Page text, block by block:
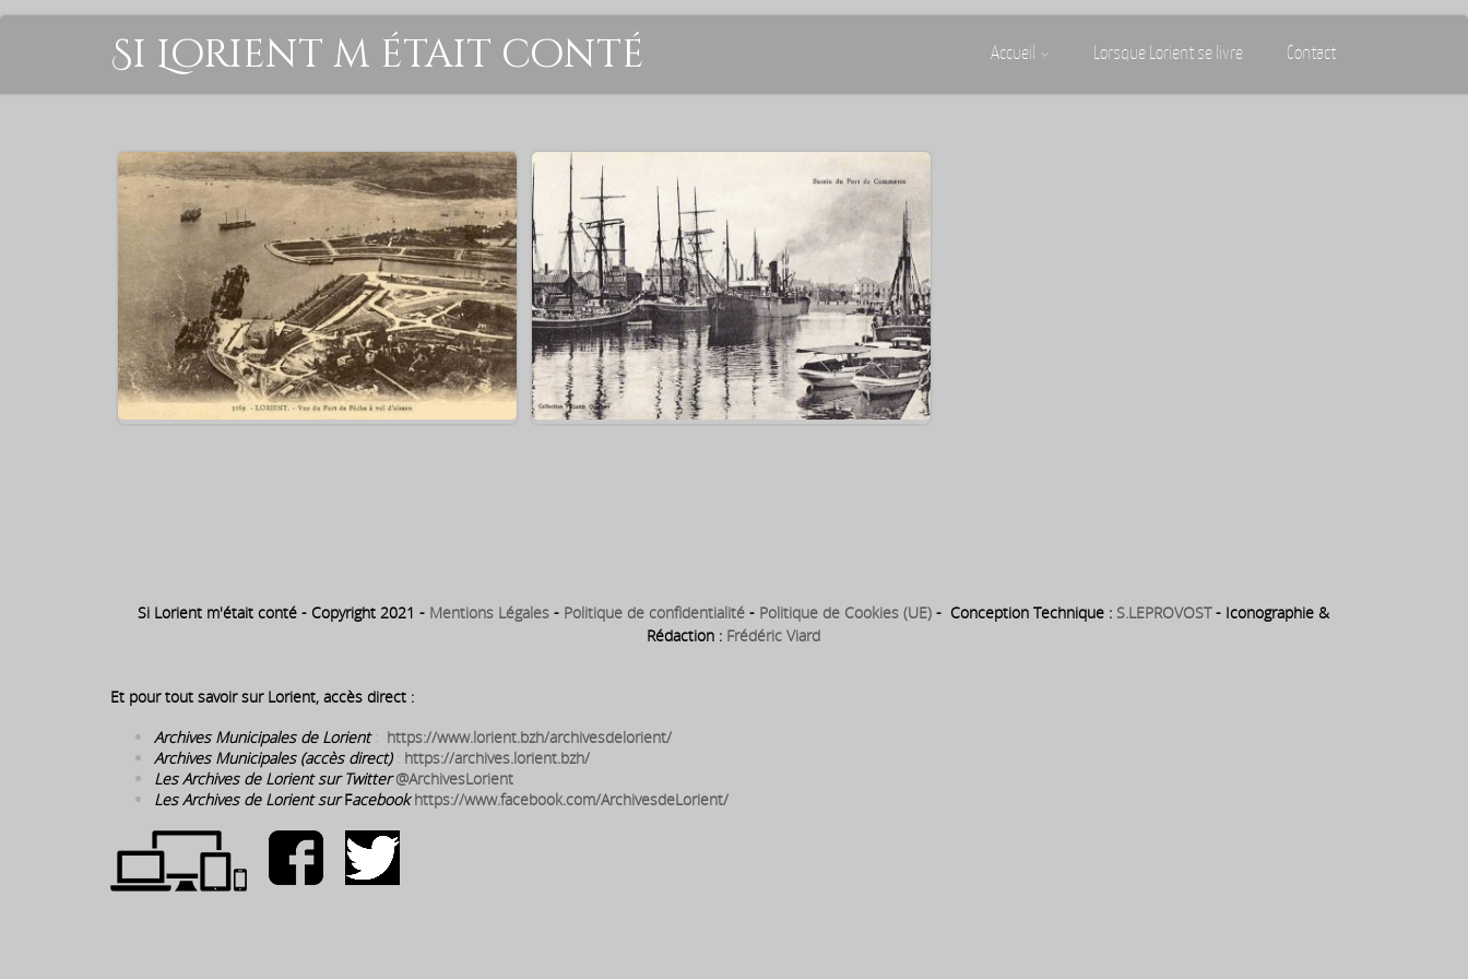
Si Lorient m était conté Accueil Lorsque Lorient se livre Contact
Si Lorient m'était conté - Copyright 2021 - Mentions Légales - Politique de confidentialité - Politique de Cookies (UE) - Conception Technique :S.LEPROVOST- Iconographie &
Rédaction : Frédéric Viard
Et pour tout savoir sur Lorient, accès direct :
Archives Municipales de Lorient
https://www.lorient.bzh/archivesdelorient/
Archives Municipales (accès direct): https://archives.lorient.bzh/
Les Archives de Lorient sur Twitter @ArchivesLorient
Les Archives de Lorient sur Facebook https://www.facebook.com/ArchivesdeLorient/